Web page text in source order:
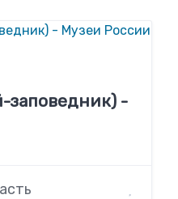
заповедник) -